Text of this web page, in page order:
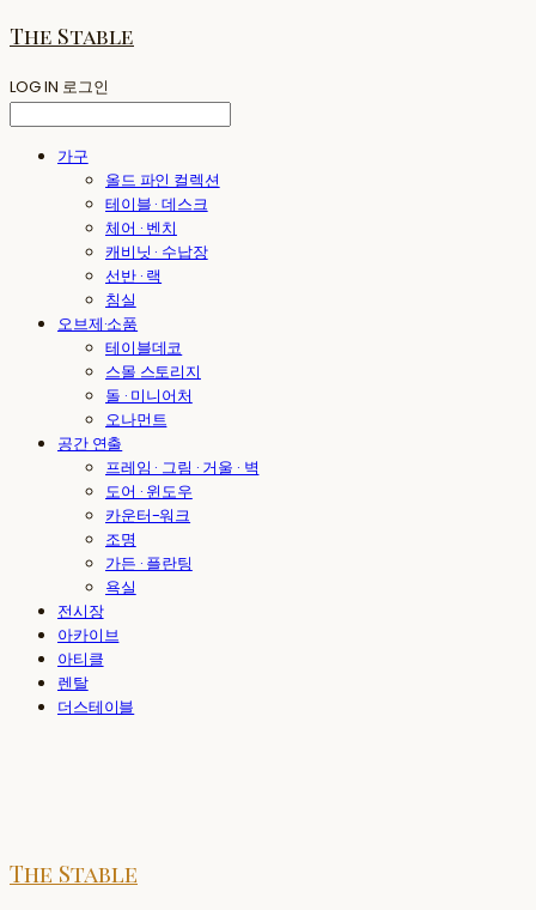
The Stable
LOG IN 로그인
가구
올드 파인 컬렉션
테이블 · 데스크
체어 · 벤치
캐비닛 · 수납장
선반 · 랙
침실
오브제·소품
테이블데코
스몰 스토리지
돌 · 미니어처
오나먼트
공간 연출
프레임 · 그림 · 거울 · 벽
도어 · 윈도우
카운터-워크
조명
가든 · 플란팅
욕실
전시장
아카이브
아티클
렌탈
더스테이블
The Stable